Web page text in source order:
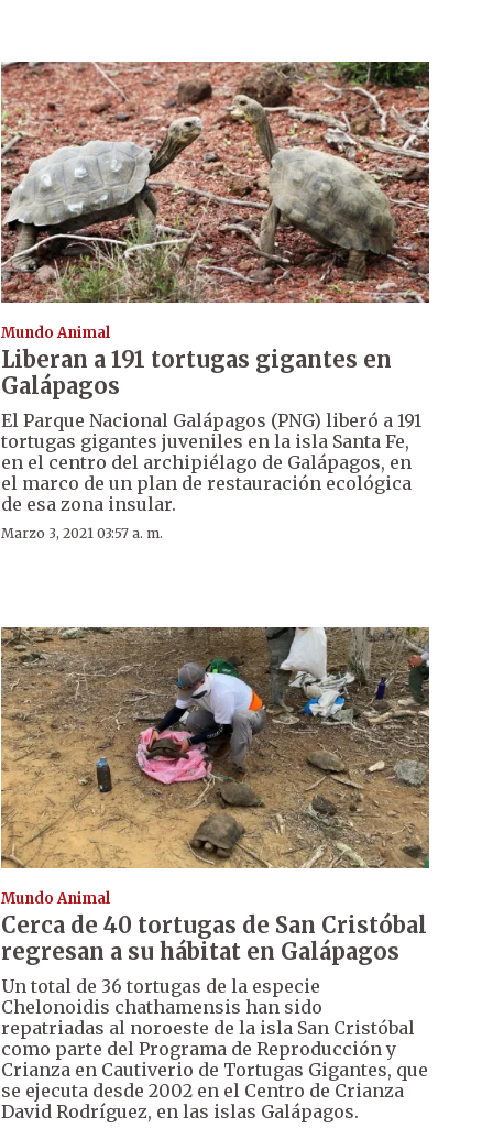
Mundo Animal
Liberan a 191 tortugas gigantes en
Galápagos
El Parque Nacional Galápagos (PNG) liberó a 191
tortugas gigantes juveniles en la isla Santa Fe,
en el centro del archipiélago de Galápagos, en
el marco de un plan de restauración ecológica
de esa zona insular.
Marzo 3, 2021 03:57 a. m.
Mundo Animal
Cerca de 40 tortugas de San Cristóbal
regresan a su hábitat en Galápagos
Un total de 36 tortugas de la especie
Chelonoidis chathamensis han sido
repatriadas al noroeste de la isla San Cristóbal
como parte del Programa de Reproducción y
Crianza en Cautiverio de Tortugas Gigantes, que
se ejecuta desde 2002 en el Centro de Crianza
David Rodríguez, en las islas Galápagos.